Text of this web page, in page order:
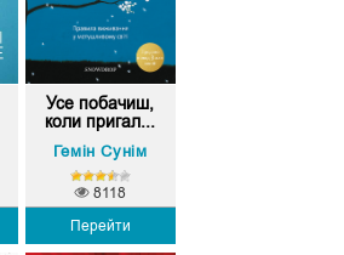
Усе побачиш,
коли пригал...
Гемін Сунім
Перейти
8118